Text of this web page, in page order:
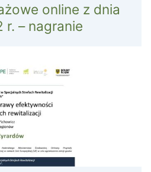
online z dnia
– nagranie